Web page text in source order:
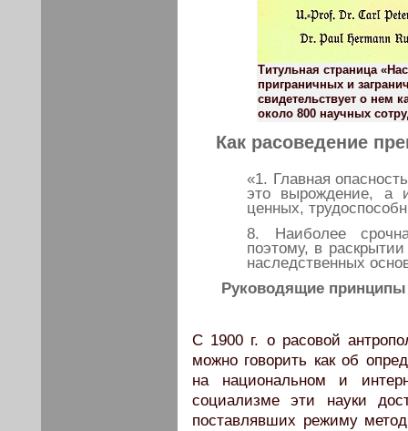
Титульная страница
приграничных и
свидетельствует о нем
около 800 научных
Как расоведение
«1. Главная
это вырождение, а
ценных,
8. Наиболее
поэтому, в
наследственных
Руководящие
С 1900 г. о расовой
можно говорить как об
на национальном и
социализме эти науки
поставлявших режиму